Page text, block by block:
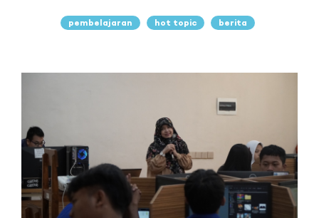
pembelajaran hot topic berita